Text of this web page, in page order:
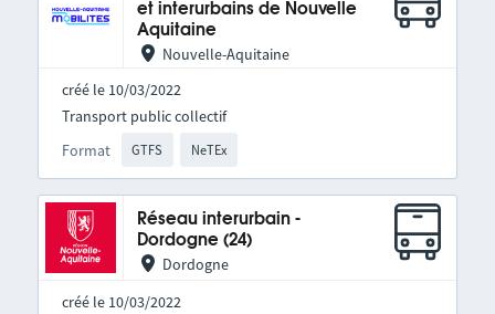
et interurbains de Nouvelle
Aquitaine
Nouvelle-Aquitaine
créé le 10/03/2022
Format GTFS NeTEx
Transport public collectif
Réseau interurbain -
Dordogne (24)
Dordogne
créé le 10/03/2022